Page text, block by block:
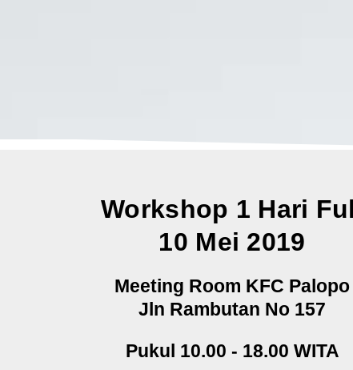
Workshop 1 Hari
10 Mei 2019
Meeting Room KFC Palopo
Jln Rambutan No 157
Pukul 10.00 - 18.00 WITA